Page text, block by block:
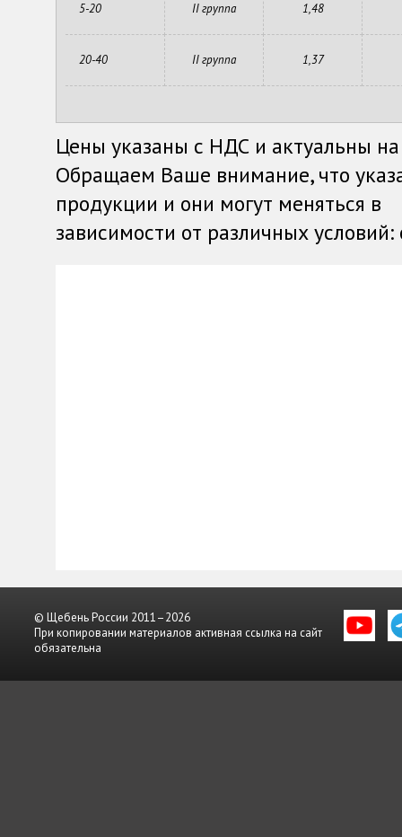
5-20 II группа 1,48
20-40 II группа 1,37
Цены указаны с НДС и актуальны
Обращаем Ваше внимание, что
продукции и они могут меняться в
зависимости от различных
© Щебень России 2011–2026
При копировании материалов активная ссылка на сайт
обязательна